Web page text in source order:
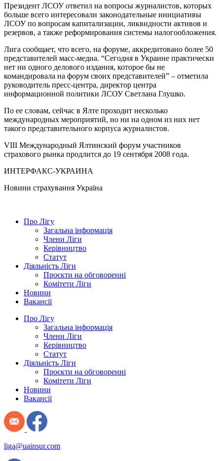
Президент ЛСОУ ответил на вопросы журналистов, которых
больше всего интересовали законодательные инициативы
ЛСОУ по вопросам капитализации, ликвидности активов и
резервов, а также реформирования системы налогообложения.
Лига сообщает, что всего, на форуме, аккредитовано более 50
представителей масс-медиа. “Сегодня в Украине практически
нет ни одного делового издания, которое бы не
командировала на форум своих представителей” – отметила
руководитель пресс-центра, директор центра
информационной политики ЛСОУ Светлана Глушко.
По ее словам, сейчас в Ялте проходит несколько
международных мероприятий, но ни на одном из них нет
такого представительного корпуса журналистов.
VIII Международный Ялтинский форум участников
страхового рынка продлится до 19 сентября 2008 года.
ИНТЕРФАКС-УКРАИНА
Новини страхування Україна
Про Лігу
Загальна інформація
Члени Ліги
Керівництво
Статут
Діяльність Ліги
Проєкти на обговоренні
Комітети Ліги
Новини
Вакансії
Про Лігу
Загальна інформація
Члени Ліги
Керівництво
Статут
Діяльність Ліги
Проєкти на обговоренні
Комітети Ліги
Новини
Вакансії
liga@uainsur.com